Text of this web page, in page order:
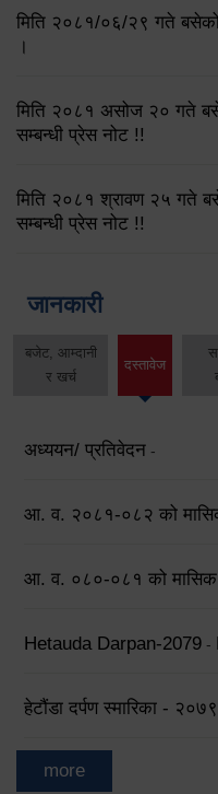
मिति २०८१/०६/२९ गते बसेको
।
मिति २०८१ असोज २० गते
सम्बन्धी प्रेस नोट !!
मिति २०८१ श्रावण २५ गते
सम्बन्धी प्रेस नोट !!
जानकारी
बजेट, आम्दानी
र खर्च
दस्तावेज
अध्ययन/ प्रतिवेदन -
आ. व. २०८१-०८२ को
आ. व. ०८०-०८१ को मासिक
Hetauda Darpan-2079 -
हेटौंडा दर्पण स्मारिका - २०७९
more